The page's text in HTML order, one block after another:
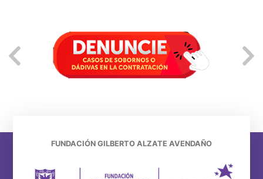
FUNDACIÓN GILBERTO ALZATE AVENDAÑO